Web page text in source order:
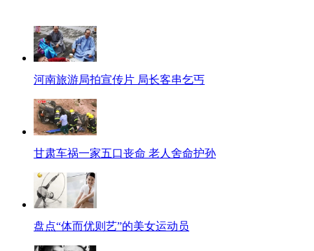
河南旅游局拍宣传片 局长客串乞丐
甘肃车祸一家五口丧命 老人舍命护孙
盘点“体而优则艺”的美女运动员